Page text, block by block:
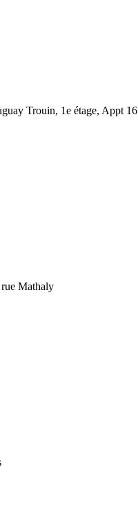
Trouin, 1e étage, Appt 16
Mathaly